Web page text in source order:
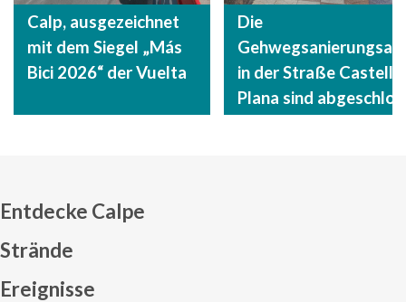
Calp, ausgezeichnet
mit dem Siegel „Más
Bici 2026“ der Vuelta
Die
in der Straße Castelló
Plana sind
Entdecke Calpe
Strände
Ereignisse